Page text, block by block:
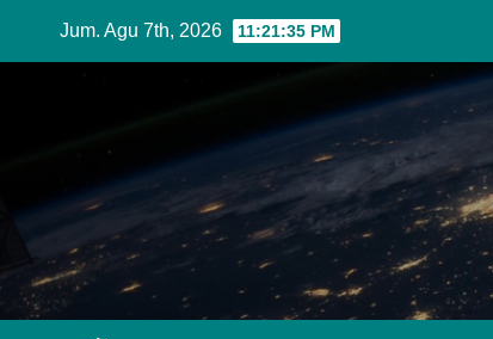
Jum. Agu 7th, 2026 11:21:37 PM